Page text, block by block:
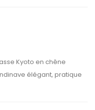
Kyoto en chêne
élégant, pratique